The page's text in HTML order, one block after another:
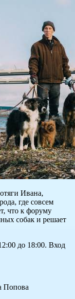
Ивана,
где совсем
что к форуму
собак и решает
до 18:00. Вход
Попова